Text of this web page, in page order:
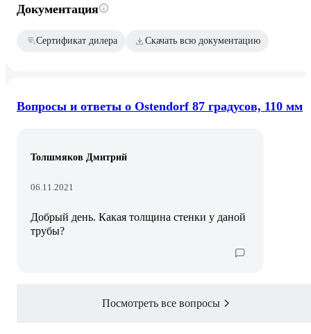
Документация
Сертификат дилера Скачать всю документацию
Вопросы и ответы о Ostendorf 87 градусов, 110 мм
Толшмяков Дмитрий
06.11.2021
Добрый день. Какая толщина стенки у даной
трубы?
Посмотреть все вопросы